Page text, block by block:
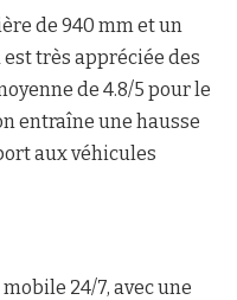
de 940 mm et un
est très appréciée des
de 4.8/5 pour le
entraîne une hausse
aux véhicules
24/7, avec une